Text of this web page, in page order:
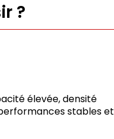
?
élevée, densité
stables et